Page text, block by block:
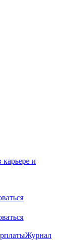
и
Журнал